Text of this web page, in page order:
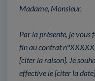
Madame, Monsieur,
Par la présente, je
fin au contrat
[citer la raison]. Je
effective le [citer la